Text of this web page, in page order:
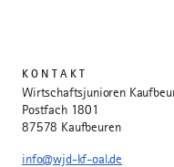
KONTAKT
Wirtschaftsjunioren
Postfach 1801
87578 Kaufbeuren
info@wjd-kf-oal.de